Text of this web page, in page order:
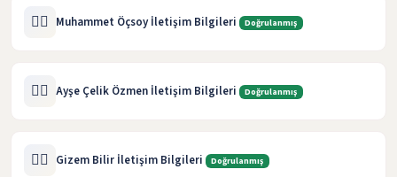
🧑‍⚖️ Muhammet Öçsoy İletişim Bilgileri Doğrulanmış
🧑‍⚖️ Ayşe Çelik Özmen İletişim Bilgileri Doğrulanmış
🧑‍⚖️ Gizem Bilir İletişim Bilgileri Doğrulanmış